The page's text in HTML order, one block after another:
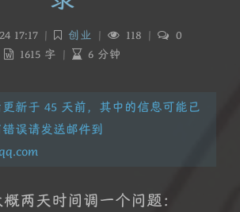
17:17 | 创业 | 118 |
0
1615 字 | 6 分钟
新于 45 天前，其中的信息可能已
误请发送邮件到
两天时间调一个问题：